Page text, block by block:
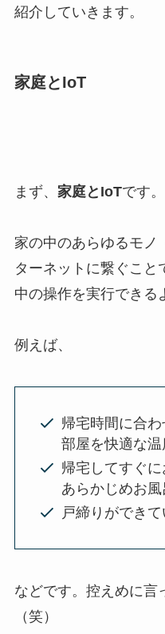
紹介していきます。
家庭とIoT
まず、 家庭とIoTです。
家の中のあらゆるモノ
ターネットに繋ぐこと
中の操作を実行できる
例えば、
帰宅時間に合わ
部屋を快適な温
帰宅してすぐに
あらかじめお風
戸締りができ
などです。控えめに言
（笑）